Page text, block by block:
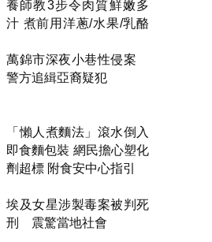
養師教3步令肉質鮮嫩多
汁 煮前用洋蔥/水果/乳酪
萬錦市深夜小巷性侵案
警方追緝亞裔疑犯
「懶人煮麵法」滾水倒入
即食麵包裝 網民擔心塑化
劑超標 附食安中心指引
埃及女星涉製毒案被判死
刑 震驚當地社會